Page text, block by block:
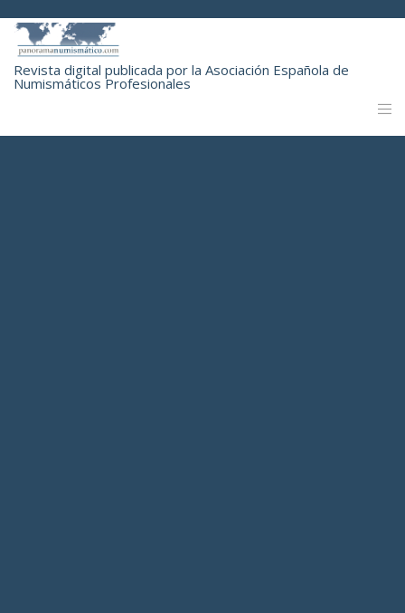
Revista digital publicada por la Asociación Española de
Numismáticos Profesionales